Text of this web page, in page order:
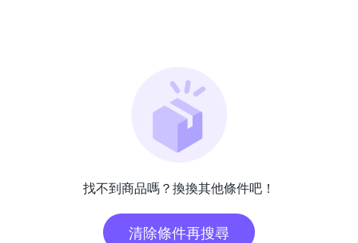
找不到商品嗎？換換其他條件吧！
清除條件再搜尋